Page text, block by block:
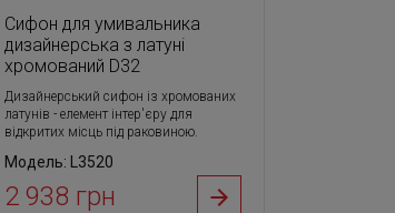
Сифон для умивальника
дизайнерська з латуні
хромований D32
Дизайнерський сифон із хромованих
латунів - елемент інтер'єру для
відкритих місць під раковиною.
Модель: L3520
2 938 грн